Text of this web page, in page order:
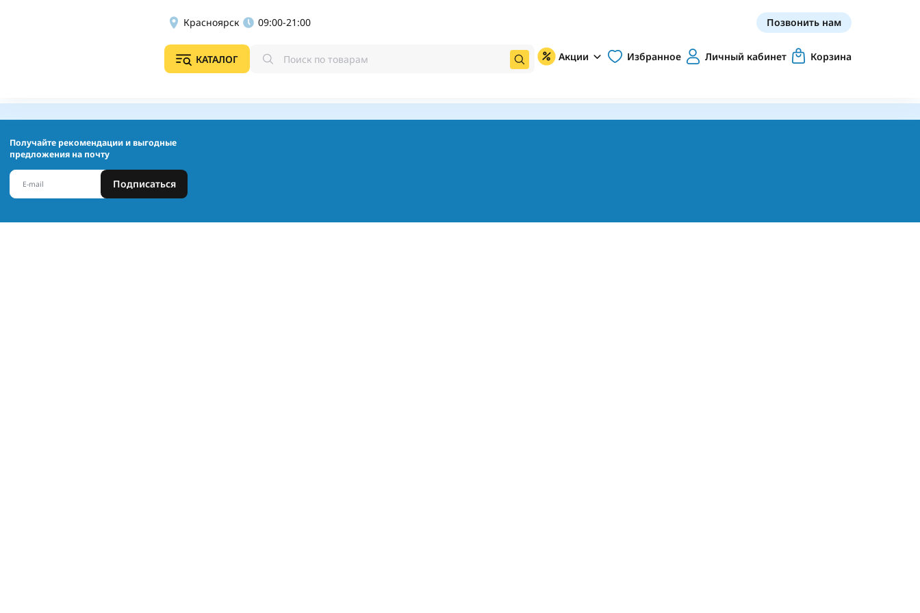
Красноярск 09:00-21:00 Позвонить нам
КАТАЛОГ Акции Избранное Личный кабинет Корзина
Получайте рекомендации и выгодные
предложения на почту
Подписаться